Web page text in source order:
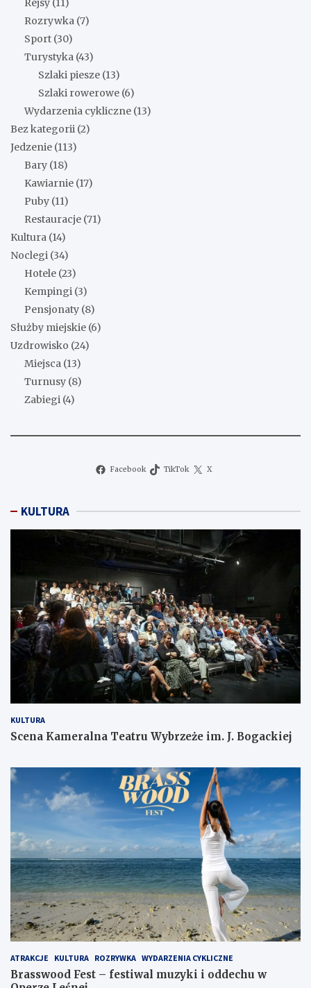
Rejsy (11)
Rozrywka (7)
Sport (30)
Turystyka (43)
Szlaki piesze (13)
Szlaki rowerowe (6)
Wydarzenia cykliczne (13)
Bez kategorii (2)
Jedzenie (113)
Bary (18)
Kawiarnie (17)
Puby (11)
Restauracje (71)
Kultura (14)
Noclegi (34)
Hotele (23)
Kempingi (3)
Pensjonaty (8)
Służby miejskie (6)
Uzdrowisko (24)
Miejsca (13)
Turnusy (8)
Zabiegi (4)
Facebook TikTok X
KULTURA
KULTURA
Scena Kameralna Teatru Wybrzeże im. J. Bogackiej
ATRAKCJE KULTURA ROZRYWKA WYDARZENIA CYKLICZNE
Brasswood Fest – festiwal muzyki i oddechu w